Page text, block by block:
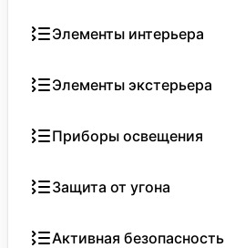
Элементы интерьера
Элементы экстерьера
Приборы освещения
Защита от угона
Активная безопасность